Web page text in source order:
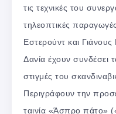
τις τεχνικές του
τηλεοπτικές
Εστερούντ και
Δανία έχουν συνδέσει
στιγμές του
Περιγράφουν την
ταινία «Άσπρο πάτο»